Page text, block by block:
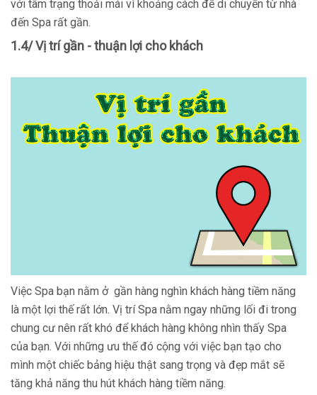
với tâm trạng thoải mái vì khoảng cách để di chuyển từ nhà
đến Spa rất gần.
1.4/ Vị trí gần - thuận lợi cho khách
Việc Spa bạn nằm ở gần hàng nghìn khách hàng tiềm năng
là một lợi thế rất lớn. Vị trí Spa nằm ngay những lối đi trong
chung cư nên rất khó để khách hàng không nhìn thấy Spa
của bạn. Với những ưu thế đó cộng với việc bạn tạo cho
mình một chiếc bảng hiệu thật sang trọng và đẹp mắt sẽ
tăng khả năng thu hút khách hàng tiềm năng.